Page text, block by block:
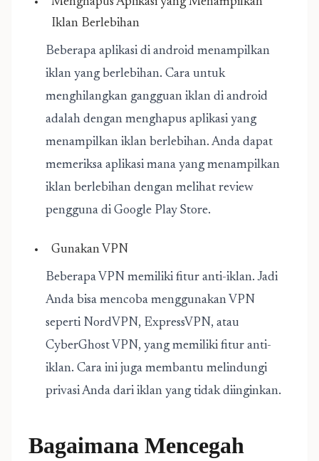
Iklan Berlebihan
Beberapa aplikasi di android menampilkan
iklan yang berlebihan. Cara untuk
menghilangkan gangguan iklan di android
adalah dengan menghapus aplikasi yang
menampilkan iklan berlebihan. Anda dapat
memeriksa aplikasi mana yang menampilkan
iklan berlebihan dengan melihat review
pengguna di Google Play Store.
Gunakan VPN
Beberapa VPN memiliki fitur anti-iklan. Jadi
Anda bisa mencoba menggunakan VPN
seperti NordVPN, ExpressVPN, atau
CyberGhost VPN, yang memiliki fitur anti-
iklan. Cara ini juga membantu melindungi
privasi Anda dari iklan yang tidak diinginkan.
Bagaimana Mencegah